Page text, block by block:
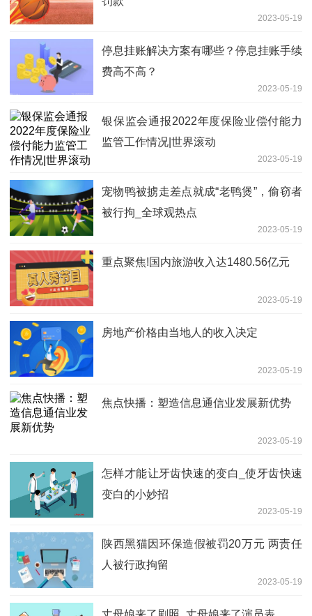
2023-05-19
停息挂账解决方案有哪些？停息挂账手续
费高不高？
2023-05-19
银保监会通报2022年度保险业偿付能力
监管工作情况|世界滚动
2023-05-19
宠物鸭被掳走差点就成“老鸭煲”，偷窃者
被行拘_全球观热点
2023-05-19
重点聚焦!国内旅游收入达1480.56亿元
2023-05-19
房地产价格由当地人的收入决定
2023-05-19
焦点快播：塑造信息通信业发展新优势
2023-05-19
怎样才能让牙齿快速的变白_使牙齿快速
变白的小妙招
2023-05-19
陕西黑猫因环保造假被罚20万元 两责任
人被行政拘留
2023-05-19